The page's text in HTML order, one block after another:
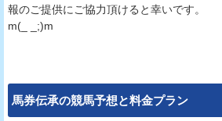
報のご提供にご協力頂けると幸いです。
m(_ _;)m
馬券伝承の競馬予想と料金プラン